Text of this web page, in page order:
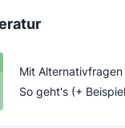
Mit
So geht's (+